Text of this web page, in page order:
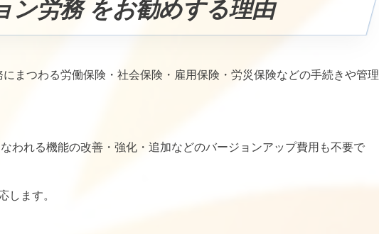
ン労務 をお勧めする理由
にまつわる労働保険・社会保険・雇用保険・労災保険などの手続きや管理
われる機能の改善・強化・追加などのバージョンアップ費用も不要で
します。